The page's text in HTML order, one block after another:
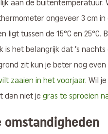
aan de buitentemperatuur.
ongeveer 3 cm in
ligt tussen de 15°C en
is het belangrijk dat ’s
zit kun je beter nog
zaaien in het voorjaar. Wil
dan niet je gras te sproeien
omstandigheden